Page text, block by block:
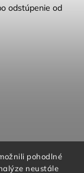
pohodlné
neustále
odstúpenie od